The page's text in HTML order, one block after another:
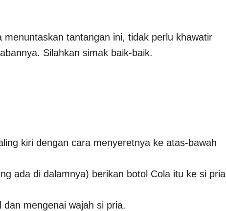
tantangan ini, tidak perlu khawatir
Silahkan simak baik-baik.
kiri dengan cara menyeretnya ke atas-bawah
ada di dalamnya) berikan botol Cola itu ke si pria
mengenai wajah si pria.